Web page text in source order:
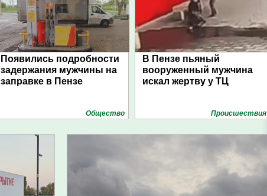
Появились подробности
задержания мужчины на
заправке в Пензе
Общество
В Пензе пьяный
вооруженный мужчина
искал жертву у ТЦ
Проиcшествия